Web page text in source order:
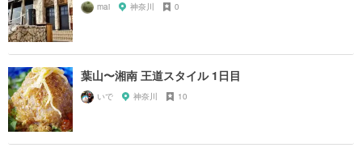
mai 神奈川 0
葉山〜湘南 王道スタイル 1日目
いで 神奈川 10